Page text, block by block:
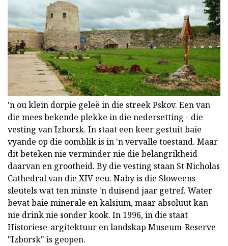
'n ou klein dorpie geleë in die streek Pskov. Een van
die mees bekende plekke in die nedersetting - die
vesting van Izborsk. In staat een keer gestuit baie
vyande op die oomblik is in 'n vervalle toestand. Maar
dit beteken nie verminder nie die belangrikheid
daarvan en grootheid. By die vesting staan St Nicholas
Cathedral van die XIV eeu. Naby is die Sloweens
sleutels wat ten minste 'n duisend jaar getref. Water
bevat baie minerale en kalsium, maar absoluut kan
nie drink nie sonder kook. In 1996, in die staat
Historiese-argitektuur en landskap Museum-Reserve
"Izborsk" is geopen.